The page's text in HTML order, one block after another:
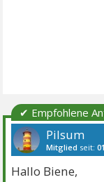
✔ Empfohlene
Pilsum
Mitglied seit:
Hallo Biene,